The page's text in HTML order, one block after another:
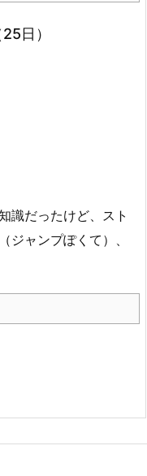
日）
識だったけど、スト
ジャンプぽくて）、